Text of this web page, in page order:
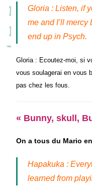
Gloria : Listen, if
me and I’ll mercy
end up in Psych.
Gloria : Ecoutez-moi, si
vous soulagerai en vous
pas chez les fous.
« Bunny, skull,
On a tous du Mario
Hapakuka :
learned from